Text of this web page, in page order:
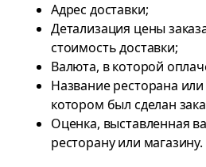
Адрес доставки;
Детализация цены
стоимость доставки;
Валюта, в которой
Название ресторана
котором был сделан
Оценка, выставленная
ресторану или магазину.